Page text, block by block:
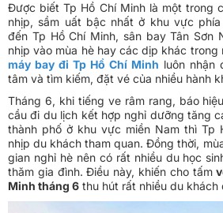
Được biết Tp Hồ Chí Minh là một trong
nhịp, sầm uất bậc nhất ở khu vực
đến Tp Hồ Chí Minh, sân bay Tân Sơn
nhịp vào mùa hè hay các dịp khác trong
máy bay đi Tp Hồ Chí Minh luôn nhận
tâm và tìm kiếm, đặt vé của nhiều hành
Tháng 6, khi tiếng ve râm rang, báo
cầu đi du lịch kết hợp nghỉ dưỡng tăng
thành phố ở khu vực miền Nam thì Tp
nhịp du khách tham quan. Đồng thời,
gian nghỉ hè nên có rất nhiều du học
thăm gia đình. Điều này, khiến cho tấm
Minh tháng 6 thu hút rất nhiều du khách